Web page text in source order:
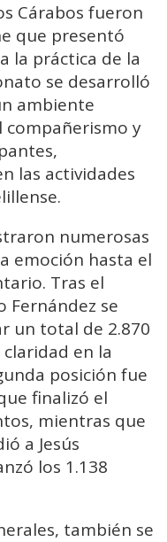
Cárabos fueron
que presentó
la práctica de la
se desarrolló
ambiente
compañerismo y
las actividades
numerosas
emoción hasta el
Tras el
Fernández se
un total de 2.870
en la
posición fue
finalizó el
mientras que
a Jesús
los 1.138
también se